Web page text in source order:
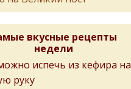
вкусные рецепты
недели
испечь из кефира на
руку